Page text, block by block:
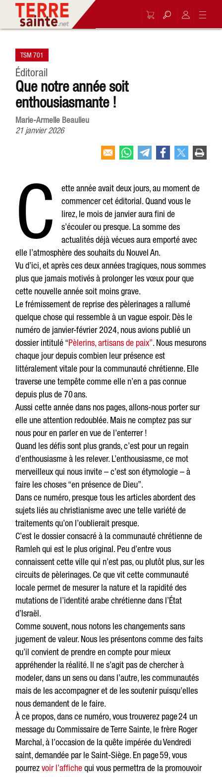
TSM 701
Éditorail
Que notre année soit
enthousiasmante !
Marie-Armelle Beaulieu
21 janvier 2026
C
ette année avait deux jours, au moment de
commencer cet éditorial. Quand vous le
lirez, le mois de janvier aura fini de
s’écouler ou presque. La somme des
actualités déjà vécues aura emporté avec
elle l’atmosphère des souhaits du Nouvel An.
Vu d’ici, et après ces deux années tragiques, nous sommes
plus que jamais motivés à prolonger les vœux pour que
cette nouvelle année soit moins grave.
Le frémissement de reprise des pèlerinages a rallumé
quelque chose qui ressemble à un vague espoir. Dès le
numéro de janvier-février 2024, nous avions publié un
dossier intitulé “Pèlerins, artisans de paix”. Nous mesurons
chaque jour depuis combien leur présence est
littéralement vitale pour la communauté chrétienne. Elle
traverse une tempête comme elle n’en a pas connue
depuis plus de 70 ans.
Aussi cette année dans nos pages, allons-nous porter sur
elle une attention redoublée. Mais ne comptez pas sur
nous pour en parler en vue de l’enterrer !
Quand les défis sont plus grands, c’est pour un regain
d’enthousiasme à les relever. L’enthousiasme, ce mot
merveilleux qui nous invite – c’est son étymologie – à
faire les choses “en présence de Dieu”.
Dans ce numéro, presque tous les articles abordent des
sujets liés au christianisme avec une telle variété de
traitements qu’on l’oublierait presque.
C’est le dossier consacré à la communauté chrétienne de
Ramleh qui est le plus original. Peu d’entre vous
connaissent cette ville qui n’est pas, ou plutôt plus, sur les
circuits de pèlerinages. Ce que vit cette communauté
locale permet de mesurer la nature et la rapidité des
mutations de l’identité arabe chrétienne dans l’État
d’Israël.
Comme souvent, nous notons les changements sans
jugement de valeur. Nous les présentons comme des faits
qu’il convient de prendre en compte pour mieux
appréhender la réalité. Il ne s’agit pas de chercher à
modeler, dans un sens ou dans l’autre, les communautés
mais de les accompagner et de les soutenir puisqu’elles
nous demandent de le faire.
À ce propos, dans ce numéro, vous trouverez page 24 un
message du Commissaire de Terre Sainte, le frère Roger
Marchal, à l’occasion de la quête impérée du Vendredi
saint, demandée par le Saint-Siège. En page 59, vous
pourrezvoir l’affichequi vous permettra de la promouvoir